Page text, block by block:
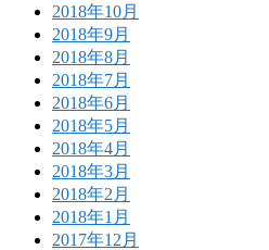
2018年10月
2018年9月
2018年8月
2018年7月
2018年6月
2018年5月
2018年4月
2018年3月
2018年2月
2018年1月
2017年12月